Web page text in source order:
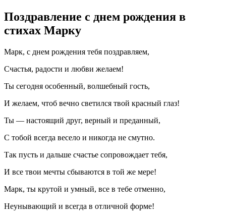
Поздравление с днем рождения в
стихах Марку
Марк, с днем рождения тебя поздравляем,
Счастья, радости и любви желаем!
Ты сегодня особенный, волшебный гость,
И желаем, чтоб вечно светился твой красный глаз!
Ты — настоящий друг, верный и преданный,
С тобой всегда весело и никогда не смутно.
Так пусть и дальше счастье сопровождает тебя,
И все твои мечты сбываются в той же мере!
Марк, ты крутой и умный, все в тебе отменно,
Неунывающий и всегда в отличной форме!